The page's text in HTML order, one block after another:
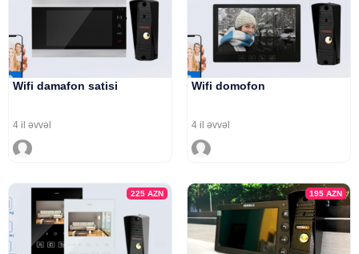
Wifi damafon satisi
4 il əvvəl
Wifi domofon
4 il əvvəl
225AZN 195 AZN